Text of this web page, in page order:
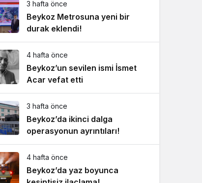
3 hafta önce
Beykoz Metrosuna yeni bir
durak eklendi!
4 hafta önce
Beykoz’un sevilen ismi İsmet
Acar vefat etti
3 hafta önce
Beykoz’da ikinci dalga
operasyonun ayrıntıları!
4 hafta önce
Beykoz’da yaz boyunca